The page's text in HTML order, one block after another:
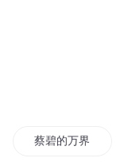
蔡碧的万界历险